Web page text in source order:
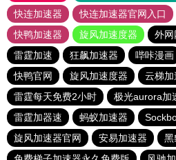
快连加速器
快连加速器官网入口
快鸭加速器
旋风加速度器 外网
雷霆加速
狂飙加速器 哔咔漫画
快鸭官网
旋风加速度器
云梯加
雷霆每天免费2小时
极光aurora加
雷霆加器速
蚂蚁加速器
旋风加速器官网
安易加速器 黑